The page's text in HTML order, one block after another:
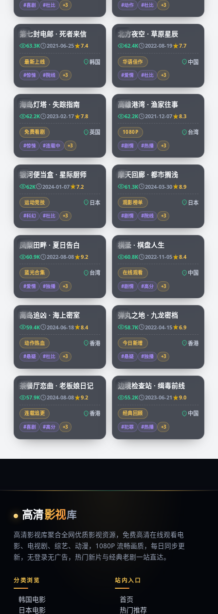
#喜剧 #杜比 +3 #动作 #杜比 +3
KR
99:14
第七封电邮 · 死者来信
63.3K 2021-06-25 7.4
最新上线 韩国
#惊悚 #院线 +3
CN
99:01
北方夜空 · 草原星辰
62.4K 2022-08-19 7.7
华语佳作 中国
#爱情 #杜比 +3
CN
海岛灯塔 · 失踪指南
62.2K 2023-02-17 7.8
免费看剧 英国
#惊悚 #连载中 +3
TW
高雄港湾 · 渔家往事
62.2K 2021-12-07 8.3
1080P 台湾
#剧情 #热播 +3
JP
59:46
银河便当盒 · 星际厨师
62K 2024-01-07 7.2
运动竞技 日本
#科幻 #杜比 +3
JP
45:37
摩天回廊 · 都市搁浅
61.3K 2024-03-30 8.9
观影榜单 日本
#剧情 #院线 +3
TW
凤梨田畔 · 夏日告白
60.9K 2022-08-08 9.2
蓝光合集 台湾
#爱情 #独播 +3
CN
棋圣 · 棋盘人生
60.8K 2022-11-05 8.4
在线观看 中国
#剧情 #高分 +3
HK
92:58
离岛追凶 · 海上密室
59.4K 2024-06-18 8.4
动作热血 香港
#悬疑 #杜比 +3
HK
99:59
弹丸之地 · 九龙密档
58.7K 2022-04-15 6.9
今日新增 香港
#悬疑 #独播 +3
HK
茶餐厅恋曲 · 老板娘日记
57.9K 2024-08-08 9.2
连载追更 香港
#喜剧 #高分 +3
CN
边境检查站 · 缉毒前线
55.2K 2023-06-21 9.0
经典回顾 中国
#犯罪 #热播 +3
高清影视库
高清影视库聚合全网优质影视资源， 免费高清在线观看电
影、电视剧、综艺、动漫，1080P 流畅画质，每日同步更
新，无登录无广告，热门新片与经典老剧一站直达。
分类浏览
韩国电影
日本电影
站内入口
首页
热门推荐